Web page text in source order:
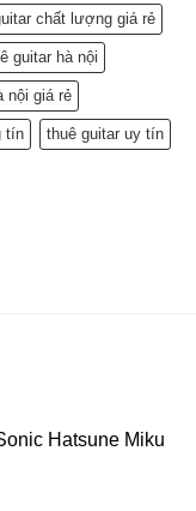
chất lượng giá rẻ
guitar hà nội
nội giá rẻ
tín thuê guitar uy tín
Hatsune Miku